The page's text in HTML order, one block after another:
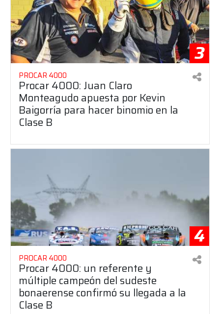
3
PROCAR 4000
Procar 4000: Juan Claro
Monteagudo apuesta por Kevin
Baigorría para hacer binomio en la
Clase B
4
PROCAR 4000
Procar 4000: un referente y
múltiple campeón del sudeste
bonaerense confirmó su llegada a la
Clase B